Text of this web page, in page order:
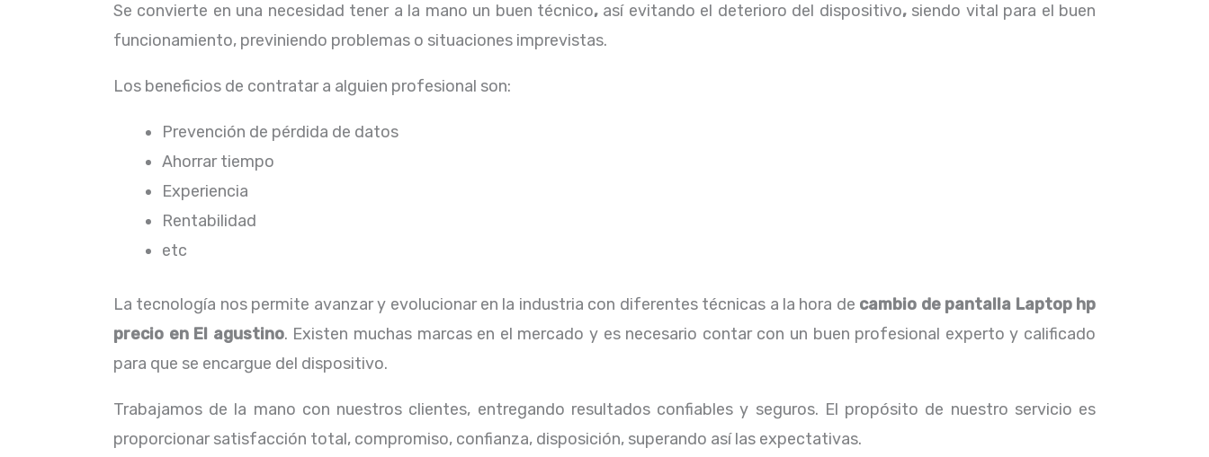
Se convierte en una necesidad tener a la mano un buen técnico, así evitando el deterioro del dispositivo, siendo vital para el buen
funcionamiento, previniendo problemas o situaciones imprevistas.
Los beneficios de contratar a alguien profesional son:
Prevención de pérdida de datos
Ahorrar tiempo
Experiencia
Rentabilidad
etc
La tecnología nos permite avanzar y evolucionar en la industria con diferentes técnicas a la hora de cambio de pantalla Laptophp
precio en El agustino. Existen muchas marcas en el mercado y es necesario contar con un buen profesional experto y calificado
para que se encargue del dispositivo.
Trabajamos de la mano con nuestros clientes, entregando resultados confiables y seguros. El propósito de nuestro servicio es
proporcionar satisfacción total, compromiso, confianza, disposición, superando así las expectativas.